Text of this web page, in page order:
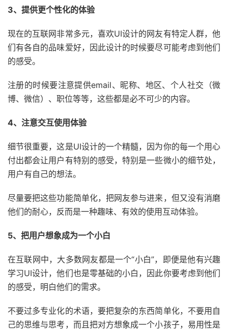
3、提供更个性化的体验
现在的互联网非常多元，喜欢UI设计的网友有特定人群，他
们有各自的品味爱好，因此设计的时候要尽可能考虑到他们
的感受。
注册的时候要注意提供email、昵称、地区、个人社交（微
博、微信）、职位等等，这些都是必不可少的内容。
4、注意交互使用体验
细节很重要，这是UI设计的一个精髓，因为你的每一个用心
付出都会让用户有特别的感受，特别是一些微小的细节处，
用户有自己的想法。
尽量要把这些功能简单化，把网友参与进来，但又没有消磨
他们的耐心，反而是一种趣味、有效的使用互动体验。
5、把用户想象成为一个小白
在互联网中，大多数网友都是一个“小白”，即便是他有兴趣
学习UI设计，他们也是零基础的小白，因此你要考虑到他们
的感受，明白他们的需求。
不要过多专业化的术语，要把复杂的东西简单化，不要用自
己的思维与思考，而且把对方想象成一个小孩子，易用性是